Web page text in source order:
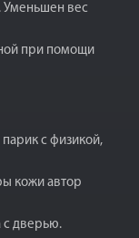
Уменьшен вес
при помощи
с физикой,
кожи автор
с дверью.